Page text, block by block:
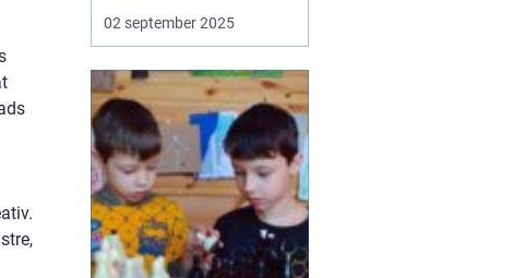
eftermiddagsteen. De er
udtryk for kunstnerisk
tradition og personlig
stil. Fra hånddrejede
stykker til moderne
design, keramik kopper
bringer et pe...
02 september 2025